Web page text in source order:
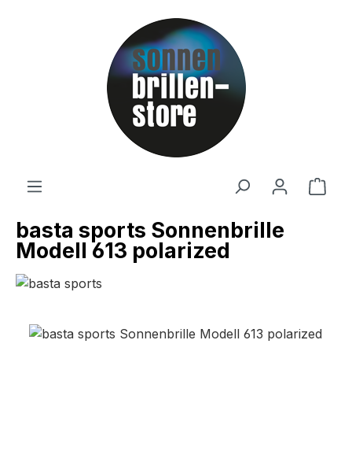
Zum Hauptinhalt springen
basta sports Sonnenbrille
Modell 613 polarized
Bildergalerie überspringen